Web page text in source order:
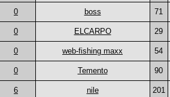
0 boss 71
0 ELCARPO 29
0 web-fishing maxx 54
0 Temento 90
6 nile 201